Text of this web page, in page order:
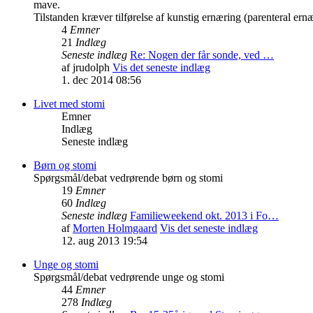
mave.
Tilstanden kræver tilførelse af kunstig ernæring (parenteral
4 Emner
21 Indlæg
Seneste indlæg Re: Nogen der får sonde, ved …
afjrudolph Vis det seneste indlæg
1. dec 2014 08:56
Livet med stomi
Emner
Indlæg
Seneste indlæg
Børn og stomi
Spørgsmål/debat vedrørende børn og stomi
19 Emner
60 Indlæg
Seneste indlæg Familieweekend okt. 2013 i Fo…
afMorten Holmgaard Vis det seneste indlæg
12. aug 2013 19:54
Unge og stomi
Spørgsmål/debat vedrørende unge og stomi
44 Emner
278 Indlæg